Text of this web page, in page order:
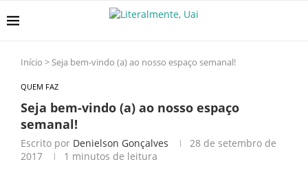
Início >Seja bem-vindo (a) ao nosso espaço semanal!
QUEM FAZ
Seja bem-vindo (a) ao nosso espaço
semanal!
Escrito por Denielson Gonçalves
28 de setembro de
2017
1 minutos de leitura